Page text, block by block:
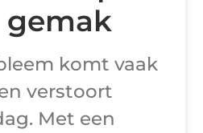
komt vaak
verstoort
Met een